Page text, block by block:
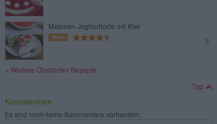
Melonen-Joghurttorte mit Kiwi
Mittel
» Weitere Obsttorten Rezepte
Top
Kommentare
Es sind noch keine Kommentare vorhanden.